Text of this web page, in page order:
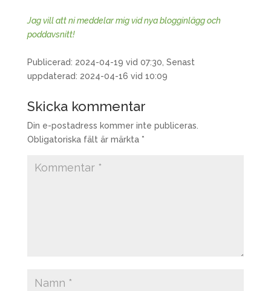
Jag vill att ni meddelar mig vid nya blogginlägg och
poddavsnitt!
Publicerad: 2024-04-19 vid 07:30, Senast
uppdaterad: 2024-04-16 vid 10:09
Skicka kommentar
Din e-postadress kommer inte publiceras.
Obligatoriska fält är märkta *